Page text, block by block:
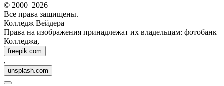
© 2000–2026
Все права защищены.
Колледж Вейдера
Права на изображения принадлежат их владельцам: фотобанк
Колледжа,
freepik.com
,
unsplash.com